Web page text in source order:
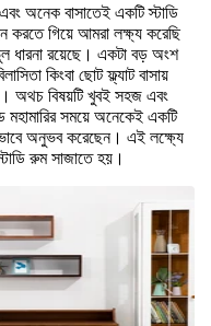
অনেক বাসাতেই একটি স্টাডি
করতে গিয়ে আমরা লক্ষ্য করেছি
ধারনা রয়েছে। একটা বড় অংশ
কিংবা ছোট ফ্ল্যাট বাসায়
অথচ বিষয়টি খুবই সহজ এবং
সময়ে অনেকেই একটি
অনুভব করেছেন। এই লক্ষ্যে
রুম সাজাতে হয়।